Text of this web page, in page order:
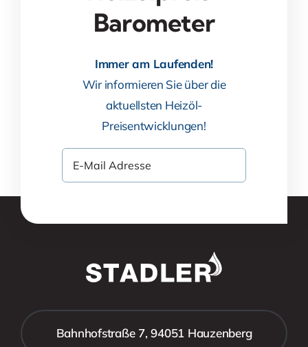
Barometer
Immer am Laufenden!
Wir informieren Sie über die
aktuellsten Heizöl-
Preisentwicklungen!
Bahnhofstraße 7, 94051 Hauzenberg